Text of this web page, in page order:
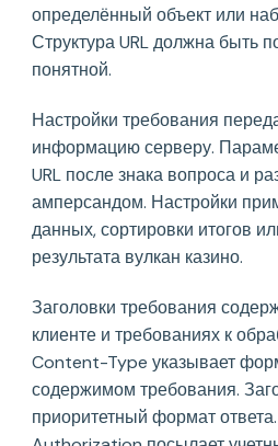
определённый объект или
Структура URL должна быть
понятной.
Настройки требования
информацию серверу.
URL после знака вопроса и
амперсандом. Настройки
данных, сортировки итогов
результата вулкан казино.
Заголовки требования
клиенте и требованиях к
Content-Type указывает
содержимом требования.
приоритетный формат